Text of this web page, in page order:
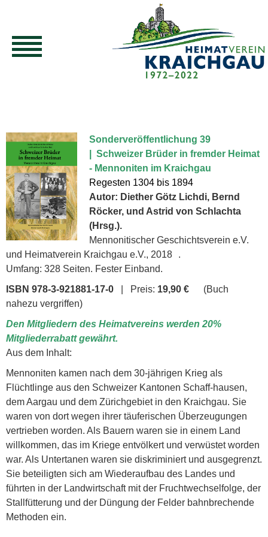
Sonderveröffentlichung 39
| Schweizer Brüder in fremder Heimat
- Mennoniten im Kraichgau
Regesten 1304 bis 1894
Autor: Diether Götz Lichdi, Bernd
Röcker, und Astrid von Schlachta
(Hrsg.).
Mennonitischer Geschichtsverein e.V.
und Heimatverein Kraichgau e.V., 2018 .
Umfang: 328 Seiten. Fester Einband.
ISBN 978-3-921881-17-0 | Preis: 19,90 €
(Buch
nahezu vergriffen)
Den Mitgliedern des Heimatvereins werden 20%
Mitgliederrabatt gewährt.
Aus dem Inhalt:
Mennoniten kamen nach dem 30-jährigen Krieg als
Flüchtlinge aus den Schweizer Kantonen Schaff-hausen,
dem Aargau und dem Zürichgebiet in den Kraichgau. Sie
waren von dort wegen ihrer täuferischen Überzeu­gungen
vertrieben worden. Als Bauern waren sie in einem Land
willkommen, das im Kriege entvölkert und verwüstet worden
war. Als Untertanen waren sie dis­kriminiert und ausgegrenzt.
Sie beteiligten sich am Wiederaufbau des Landes und
führten in der Landwirt­schaft mit der Fruchtwechselfolge, der
Stallfütterung und der Düngung der Felder bahnbrechende
Methoden ein.